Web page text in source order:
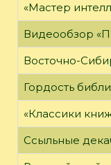
«Мастер
Видеообзор
Восточно-
Гордость
«Классики
Ссыльные